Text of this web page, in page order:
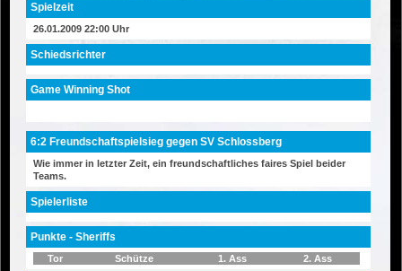
Spielzeit
26.01.2009 22:00 Uhr
Schiedsrichter
Game Winning Shot
6:2 Freundschaftspielsieg gegen SV Schlossberg
Wie immer in letzter Zeit, ein freundschaftliches faires Spiel beider
Teams.
Spielerliste
Punkte - Sheriffs
Tor Schütze 1. Ass 2. Ass